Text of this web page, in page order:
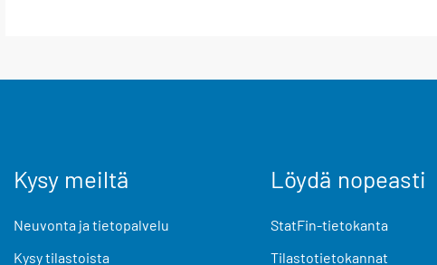
Kysy meiltä
Neuvonta ja tietopalvelu
Kysy tilastoista
Löydä nopeasti
StatFin-tietokanta
Tilastotietokannat